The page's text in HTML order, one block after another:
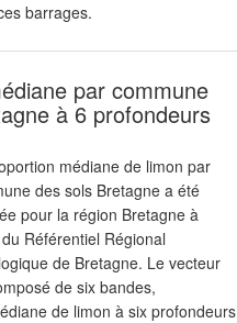
barrages.
par commune
à 6 profondeurs
médiane de limon par
des sols Bretagne a été
pour la région Bretagne à
Référentiel Régional
de Bretagne. Le vecteur
de six bandes,
de limon à six profondeurs